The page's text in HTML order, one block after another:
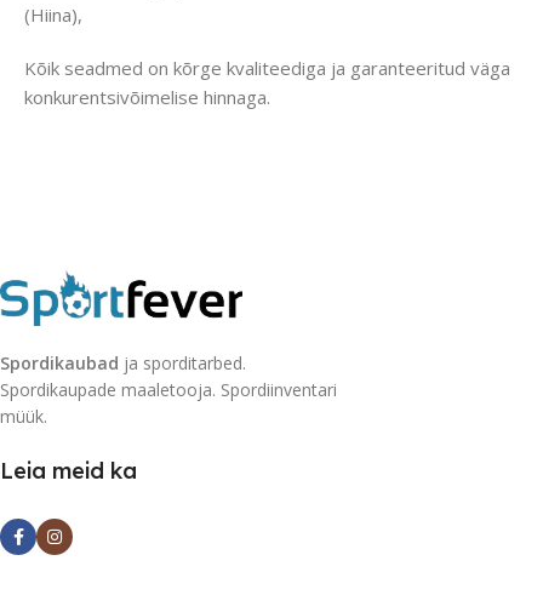
(Hiina),
Kõik seadmed on kõrge kvaliteediga ja garanteeritud väga
konkurentsivõimelise hinnaga.
Spordikaubad ja sporditarbed.
Spordikaupade maaletooja. Spordiinventari
müük.
Leia meid ka